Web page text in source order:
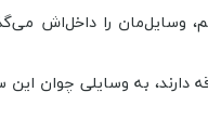
را داخل‌اش
به وسایلی چوان